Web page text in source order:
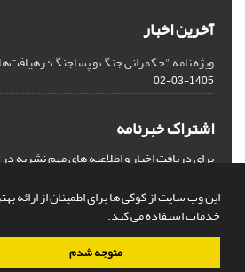
این وب سایت از کوکی ها برای اطمینان از ارائه
خدمات استفاده می کند.
متوجه شدم
آخرین اخبار
ویژه نامه "حکمرانی جنگ و پساجنگ:
1405-03-02
اشتراک خبرنامه
برای دریافت اخبار و اطلاعیه های مهم نشریه